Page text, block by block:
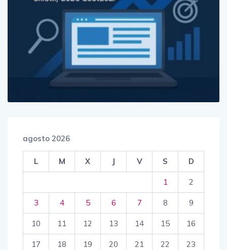
agosto 2026
L M X J V S D
1 2
3 4 5 6 7 8 9
10 11 12 13 14 15 16
17 18 19 20 21 22 23